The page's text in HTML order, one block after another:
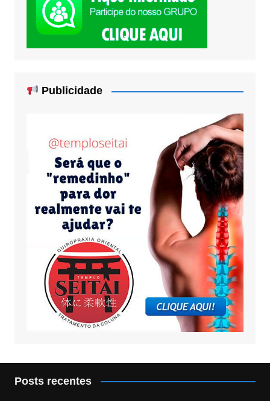
Publicidade
Posts recentes